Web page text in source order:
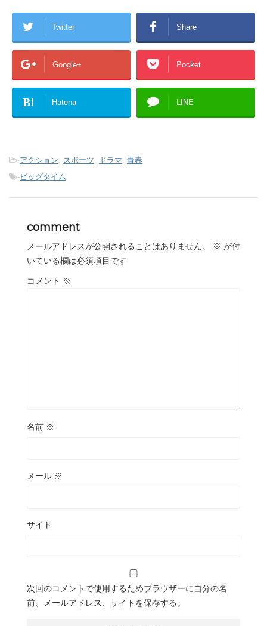
Twitter Share
Google+ Pocket
B! Hatena LINE
-アクション, スポーツ, ドラマ, 青春
-ビッグタイム
comment
メールアドレスが公開されることはありません。 ※ が付
いている欄は必須項目です
コメント ※
名前 ※
メール ※
サイト
次回のコメントで使用するためブラウザーに自分の名
前、メールアドレス、サイトを保存する。